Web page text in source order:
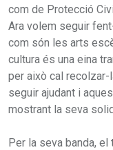
com de Protecció
Ara volem seguir
com són les arts
cultura és una eina
per això cal
seguir ajudant i
mostrant la seva
Per la seva banda, el